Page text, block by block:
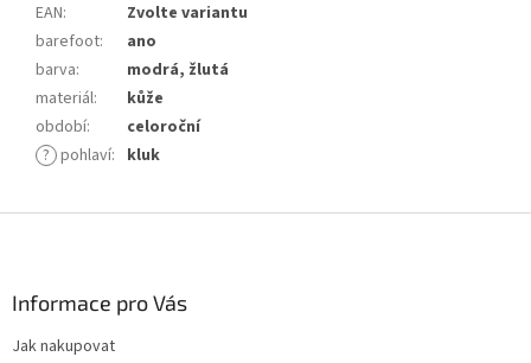
EAN:
Zvolte variantu
barefoot:
ano
barva:
modrá, žlutá
materiál:
kůže
období:
celoroční
? pohlaví: kluk
Informace pro Vás
Jak nakupovat